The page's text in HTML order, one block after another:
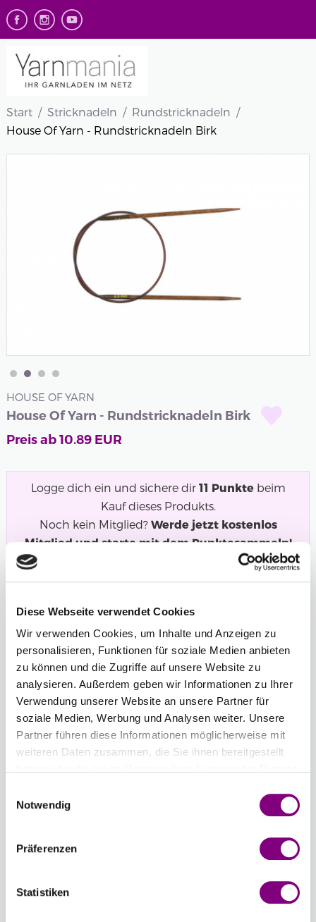
Diese Webseite verwendet Cookies
Wir verwenden Cookies, um Inhalte und Anzeigen zu
personalisieren, Funktionen für soziale Medien anbieten
zu können und die Zugriffe auf unsere Website zu
analysieren. Außerdem geben wir Informationen zu Ihrer
Verwendung unserer Website an unsere Partner für
soziale Medien, Werbung und Analysen weiter. Unsere
Partner führen diese Informationen möglicherweise mit
weiteren Daten zusammen, die Sie ihnen bereitgestellt
Notwendig
Präferenzen
Statistiken
Start Stricknadeln
Rundstricknadeln
House Of Yarn - Rundstricknadeln Birk
HOUSE OF YARN
House Of Yarn - Rundstricknadeln Birk
Preis ab10.89EUR
Logge dich ein und sichere dir 11 Punktebeim
Kauf dieses Produkts.
Noch kein Mitglied? Werde jetzt kostenlos
Mitglied und starte mit dem Punktesammeln!
Lackierte Birken-Rundstricknadeln von House of Yarn.
Länge Stärke
4,00 mm
Anzahl
Wie werde ich Mitglied?
Kasse mit nur einem Tastendruck! Sind Sie